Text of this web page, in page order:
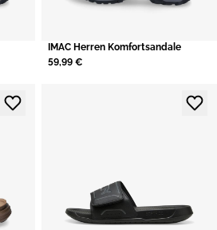
​IMAC Herren Komfortsandale
59,99 €